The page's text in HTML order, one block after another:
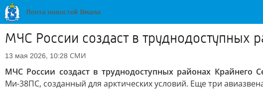
МЧС России создаст в труднодоступных
13 мая 2026, 10:28 СМИ
МЧС России создаст в труднодоступных районах Крайнего
Ми-38ПС, созданный для арктических условий. Еще три